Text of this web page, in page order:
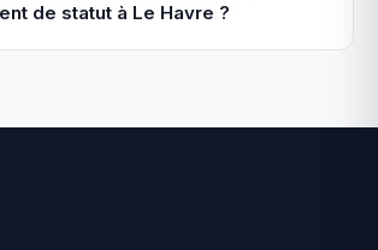
de statut à Le Havre ?